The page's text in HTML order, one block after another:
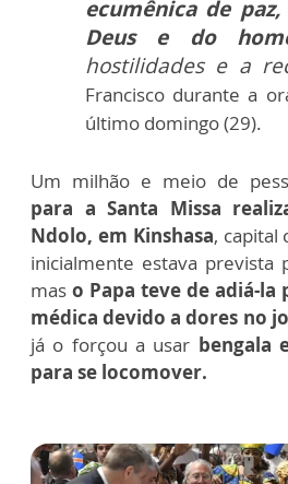
ecumênica de
Deus e do
hostilidades e a
Francisco durante a
último domingo (29).
Um milhão e meio de
para a Santa Missa
Ndolo, em Kinshasa, capital
inicialmente estava prevista
mas o Papa teve de adiá-la
médica devido a dores no
já o forçou a usar bengala
para se locomover.